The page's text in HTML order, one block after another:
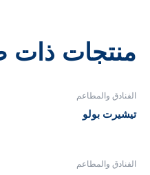
منتجات ذات
الفنادق والمطاعم
تيشيرت بولو
الفنادق والمطاعم